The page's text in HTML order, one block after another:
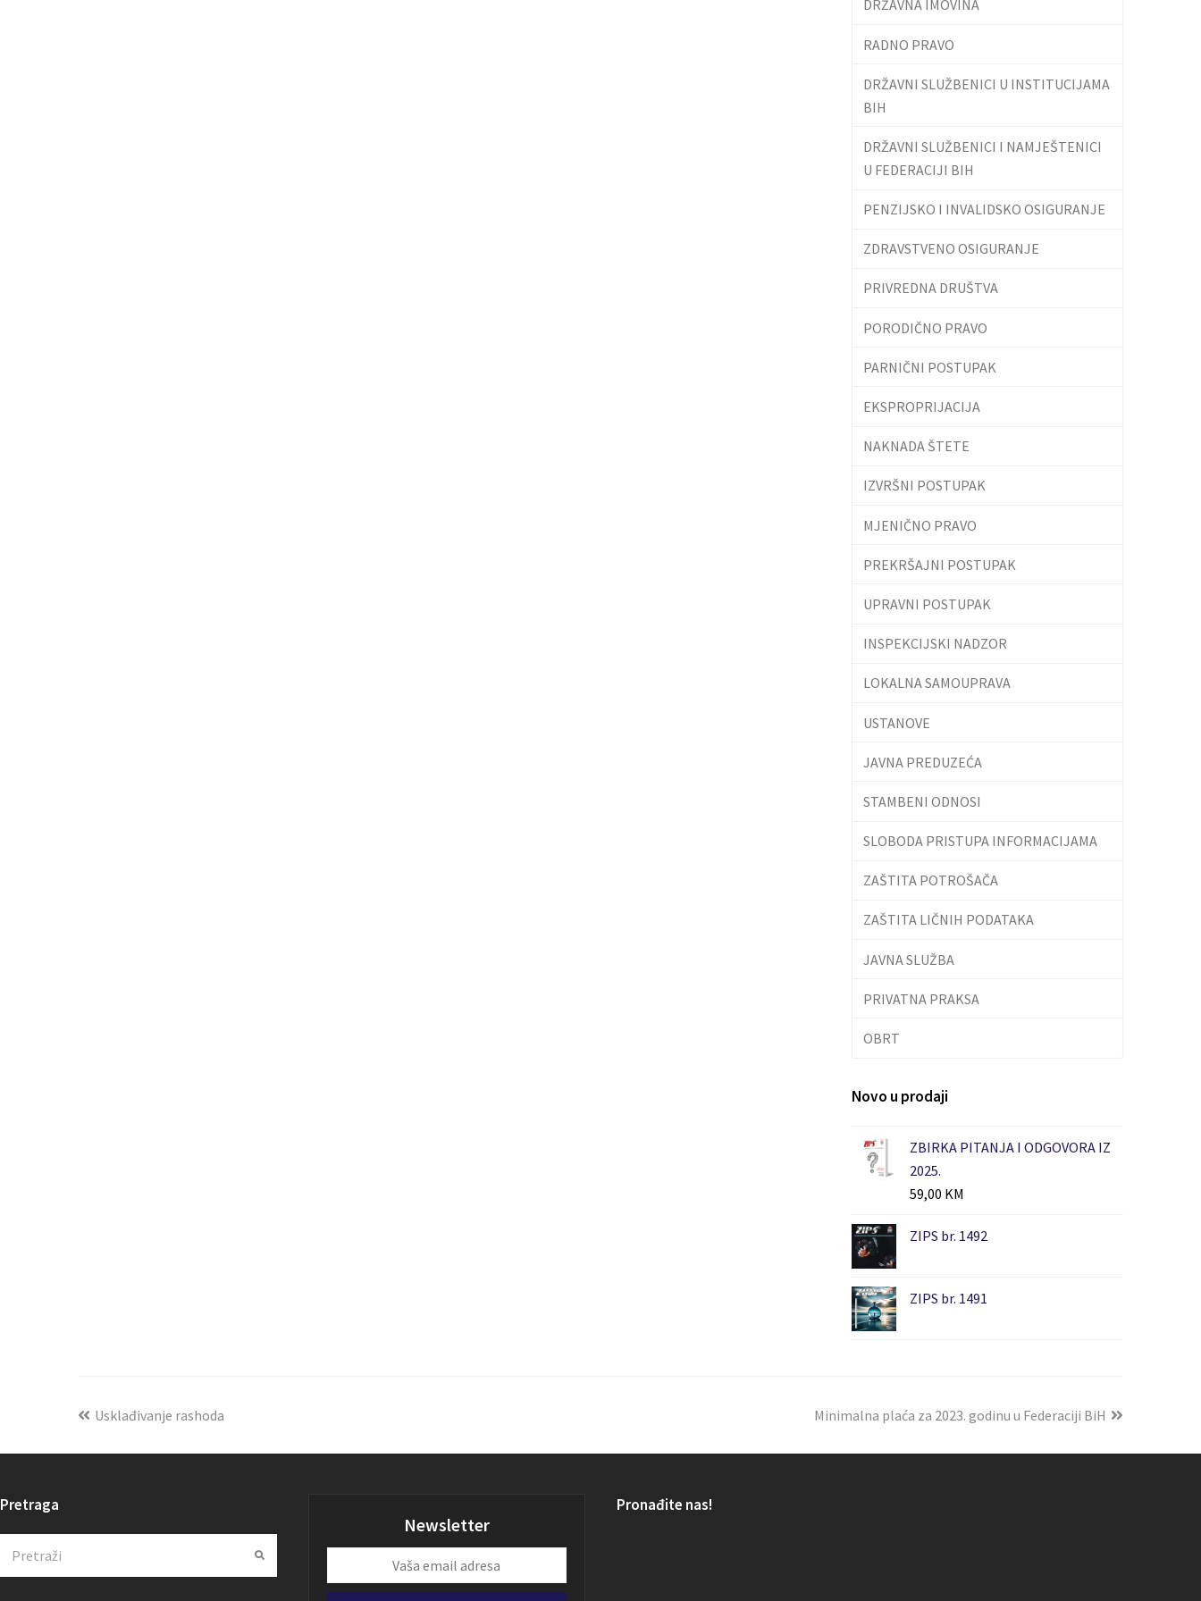
DRŽAVNA IMOVINA
RADNO PRAVO
DRŽAVNI SLUŽBENICI U INSTITUCIJAMA
BIH
DRŽAVNI SLUŽBENICI I NAMJEŠTENICI
U FEDERACIJI BIH
PENZIJSKO I INVALIDSKO OSIGURANJE
ZDRAVSTVENO OSIGURANJE
PRIVREDNA DRUŠTVA
PORODIČNO PRAVO
PARNIČNI POSTUPAK
EKSPROPRIJACIJA
NAKNADA ŠTETE
IZVRŠNI POSTUPAK
MJENIČNO PRAVO
PREKRŠAJNI POSTUPAK
UPRAVNI POSTUPAK
INSPEKCIJSKI NADZOR
LOKALNA SAMOUPRAVA
USTANOVE
JAVNA PREDUZEĆA
STAMBENI ODNOSI
SLOBODA PRISTUPA INFORMACIJAMA
ZAŠTITA POTROŠAČA
ZAŠTITA LIČNIH PODATAKA
JAVNA SLUŽBA
PRIVATNA PRAKSA
OBRT
Novo u prodaji
ZBIRKA PITANJA I ODGOVORA IZ
2025.
59,00 KM
ZIPS br. 1492
ZIPS br. 1491
Usklađivanje rashoda Minimalna plaća za 2023. godinu u Federaciji BiH
Pretraga
Submit
Newsletter
email
Pronađite nas!